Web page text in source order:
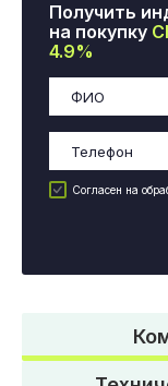
Получить
на покупку
4.9%
Согласен на